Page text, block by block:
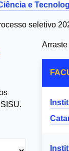
e
seletivo